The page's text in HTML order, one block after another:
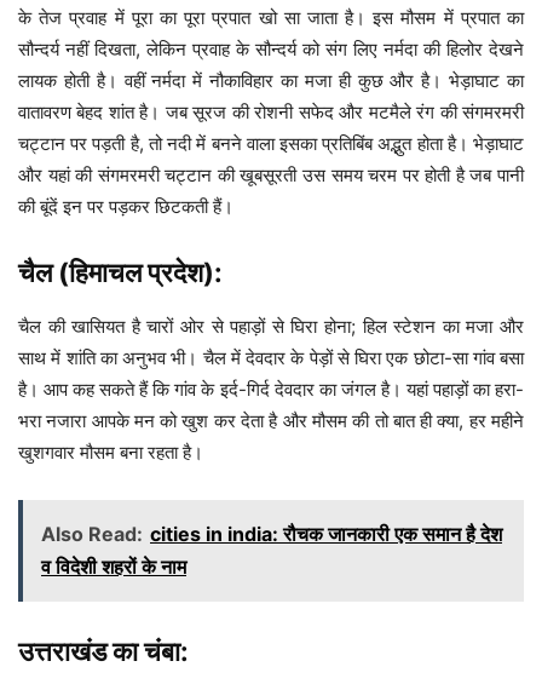
के तेज प्रवाह में पूरा का पूरा प्रपात खो सा जाता है। इस मौसम में प्रपात का
सौन्दर्य नहीं दिखता, लेकिन प्रवाह के सौन्दर्य को संग लिए नर्मदा की हिलोर देखने
लायक होती है। वहीं नर्मदा में नौकाविहार का मजा ही कुछ और है। भेड़ाघाट का
वातावरण बेहद शांत है। जब सूरज की रोशनी सफेद और मटमैले रंग की संगमरमरी
चट्टान पर पड़ती है, तो नदी में बनने वाला इसका प्रतिबिंब अद्भुत होता है। भेड़ाघाट
और यहां की संगमरमरी चट्टान की खूबसूरती उस समय चरम पर होती है जब पानी
की बूंदें इन पर पड़कर छिटकती हैं।
चैल (हिमाचल प्रदेश):
चैल की खासियत है चारों ओर से पहाड़ों से घिरा होना; हिल स्टेशन का मजा और
साथ में शांति का अनुभव भी। चैल में देवदार के पेड़ों से घिरा एक छोटा-सा गांव बसा
है। आप कह सकते हैं कि गांव के इर्द-गिर्द देवदार का जंगल है। यहां पहाड़ों का हरा-
भरा नजारा आपके मन को खुश कर देता है और मौसम की तो बात ही क्या, हर महीने
खुशगवार मौसम बना रहता है।
Also Read: cities in india: रौचक जानकारी एक समान है देश
व विदेशी शहरों के नाम
उत्तराखंड का चंबा: